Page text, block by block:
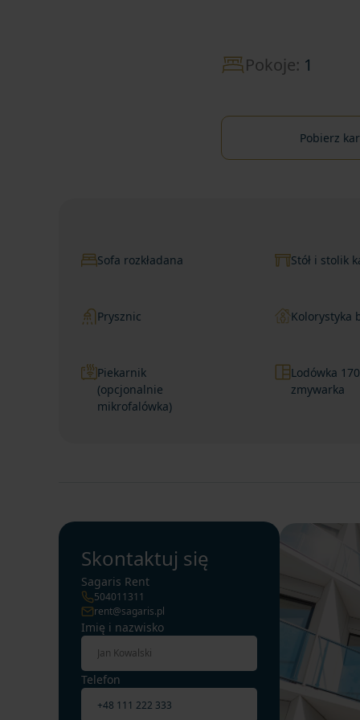
Pokoje: 1
Pobierz
Sofa rozkładana Stół i stolik
Prysznic Kolorystyka
Piekarnik
(opcjonalnie
mikrofalówka)
Lodówka
zmywarka
Skontaktuj się
Sagaris Rent
504011311
rent@sagaris.pl
Imię i nazwisko
Telefon